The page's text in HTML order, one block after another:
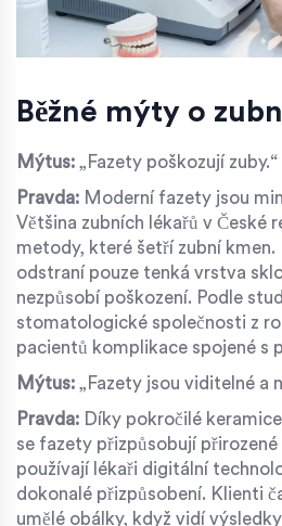
Běžné mýty o
Mýtus: „Fazety poškozují zuby.“
Pravda: Moderní fazety jsou
Většina zubních lékařů v České
metody, které šetří zubní
odstraní pouze tenká vrstva
nezpůsobí poškození. Podle
stomatologické společnosti z
pacientů komplikace spojené s
Mýtus: „Fazety jsou viditelné a
Pravda: Díky pokročilé
se fazety přizpůsobují přirozené
používají lékaři digitální
dokonalé přizpůsobení. Klienti
umělé obálky, když vidí